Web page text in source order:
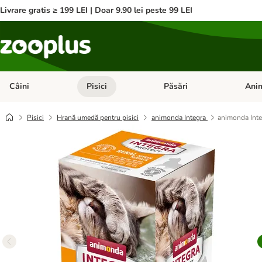
Livrare gratis ≥ 199 LEI | Doar 9.90 lei peste 99 LEI
Câini Deschideți meniul cu categorii: Câini
Pisici Deschideți meniul cu
Păsări
Pisici Hrană umedă pentru pisici animonda Integra animonda